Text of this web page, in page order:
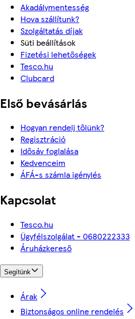
Akadálymentesség
Hova szállítunk?
Szolgáltatás díjak
Süti beállítások
Fizetési lehetőségek
Tesco.hu
Clubcard
Első bevásárlás
Hogyan rendelj tőlünk?
Regisztráció
Idősáv foglalása
Kedvenceim
ÁFÁ-s számla igénylés
Kapcsolat
Tesco.hu
Ügyfélszolgálat - 0680222333
Áruházkereső
Segítünk
Árak
Biztonságos online rendelés